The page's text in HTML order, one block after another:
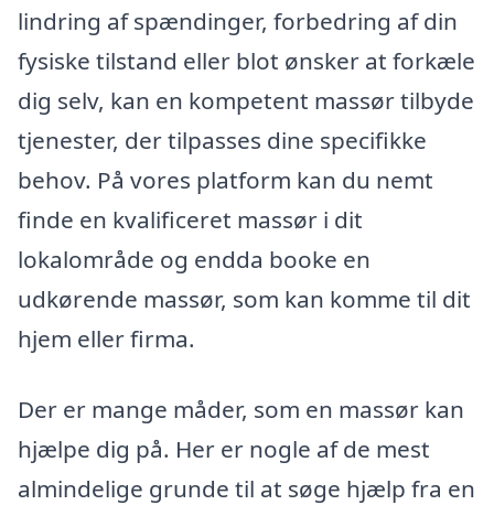
lindring af spændinger, forbedring af din
fysiske tilstand eller blot ønsker at forkæle
dig selv, kan en kompetent massør tilbyde
tjenester, der tilpasses dine specifikke
behov. På vores platform kan du nemt
finde en kvalificeret massør i dit
lokalområde og endda booke en
udkørende massør, som kan komme til dit
hjem eller firma.
Der er mange måder, som en massør kan
hjælpe dig på. Her er nogle af de mest
almindelige grunde til at søge hjælp fra en